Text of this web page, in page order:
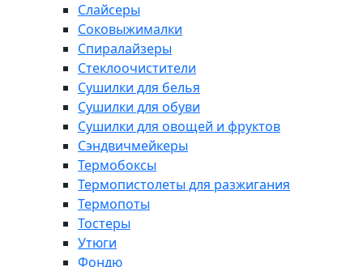
Слайсеры
Соковыжималки
Спиралайзеры
Стеклоочистители
Сушилки для белья
Сушилки для обуви
Сушилки для овощей и фруктов
Сэндвичмейкеры
Термобоксы
Термопистолеты для разжигания
Термопоты
Тостеры
Утюги
Фондю